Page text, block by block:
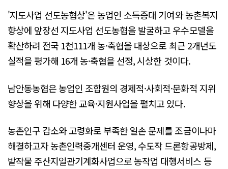
'지도사업 선도농협상'은 농업인 소득증대 기여와 농촌복지
향상에 앞장선 지도사업 선도농협을 발굴하고 우수모델을
확산하려 전국 1천111개 농·축협을 대상으로 최근 2개년도
실적을 평가해 16개 농·축협을 선정, 시상한 것이다.
남안동농협은 농업인 조합원의 경제적·사회적·문화적 지위
향상을 위해 다양한 교육·지원사업을 펼치고 있다.
농촌인구 감소와 고령화로 부족한 일손 문제를 조금이나마
해결하고자 농촌인력중개센터 운영, 수도작 드론항공방제,
밭작물 주산지일관기계화사업으로 농작업 대행서비스 등